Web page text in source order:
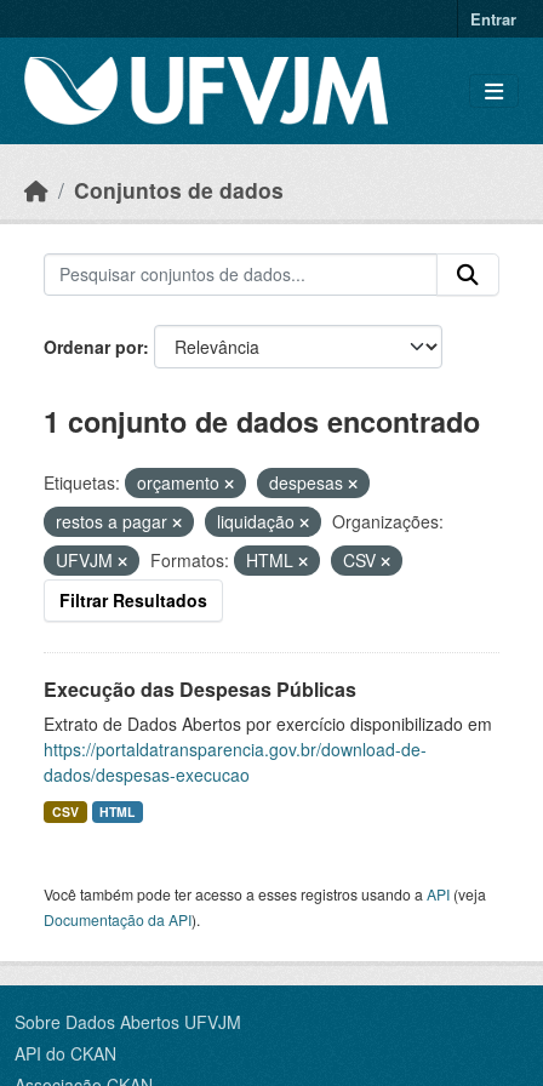
Entrar
Conjuntos de dados
Ordenar por
1 conjunto de dados encontrado
Etiquetas: orçamento
despesas
restos a pagar
liquidação
Organizações:
UFVJM
Formatos: HTML
CSV
Filtrar Resultados
Execução das Despesas Públicas
Extrato de Dados Abertos por exercício disponibilizado em
https://portaldatransparencia.gov.br/download-de-
dados/despesas-execucao
CSV HTML
Você também pode ter acesso a esses registros usando a API (veja
Documentação da API).
Sobre Dados Abertos UFVJM
API do CKAN